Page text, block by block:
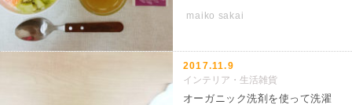
maiko sakai
2017.11.9
インテリア・生活雑貨
オーガニック洗剤を使って洗濯